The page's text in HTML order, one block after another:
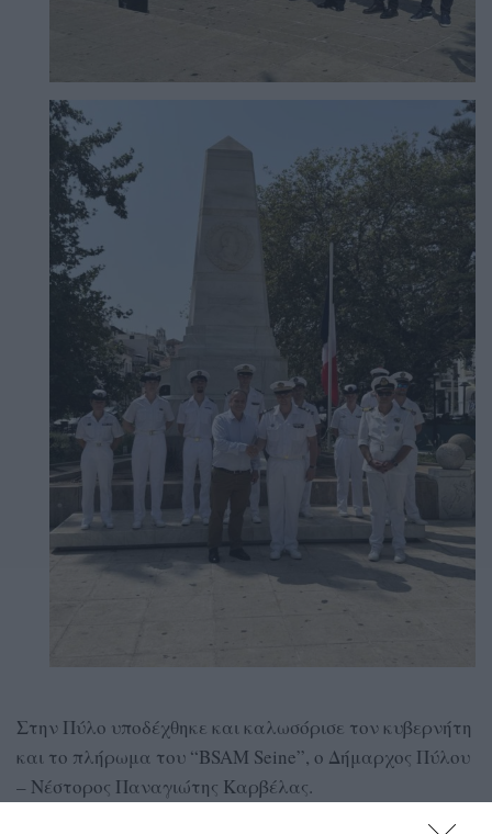
Στην Πύλο υποδέχθηκε και καλωσόρισε τον κυβερνήτη
και το πλήρωμα του “BSAM Seine”, ο Δήμαρχος Πύλου
– Νέστορος Παναγιώτης Καρβέλας.